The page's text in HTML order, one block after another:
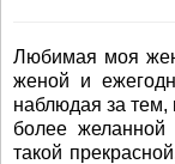
Любимая моя
женой и
наблюдая за тем,
более
такой